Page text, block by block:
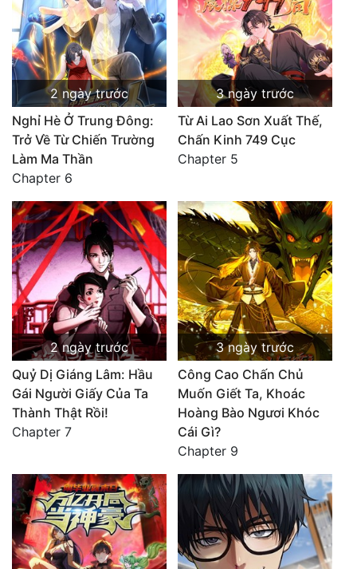
2 ngày trước
Nghỉ Hè Ở Trung Đông:
Trở Về Từ Chiến Trường
Làm Ma Thần
Chapter 6
3 ngày trước
Từ Ai Lao Sơn Xuất Thế,
Chấn Kinh 749 Cục
Chapter 5
2 ngày trước
Quỷ Dị Giáng Lâm: Hầu
Gái Người Giấy Của Ta
Thành Thật Rồi!
Chapter 7
3 ngày trước
Công Cao Chấn Chủ
Muốn Giết Ta, Khoác
Hoàng Bào Ngươi Khóc
Cái Gì?
Chapter 9